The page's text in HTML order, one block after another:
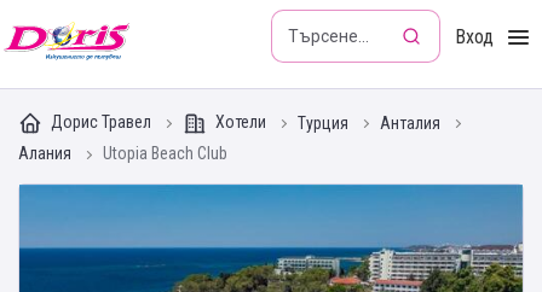
Doris - Изкушението да пътуваш Вход
Дорис Травел Хотели Турция
Анталия
Алания
Utopia Beach Club